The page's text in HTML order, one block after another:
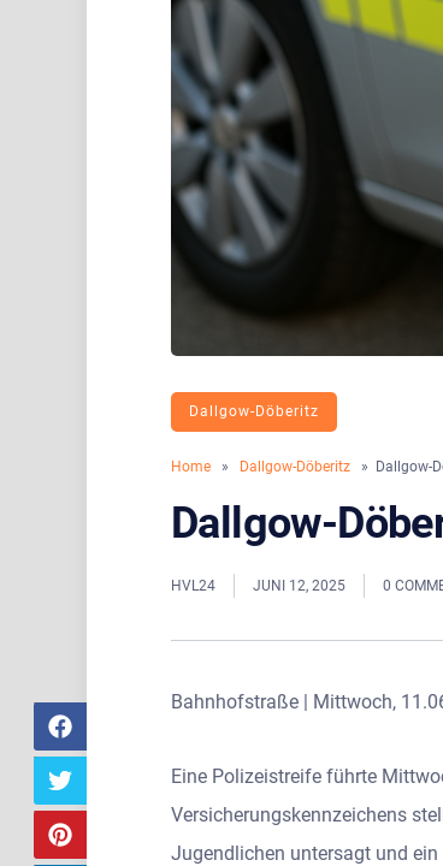
Dallgow-Döberitz
Home » Dallgow-Döberitz » Dallgow-
Dallgow-
HVL24 JUNI 12, 2025 0
Bahnhofstraße | Mittwoch,
Eine Polizeistreife führte
Versicherungskennzeichens
Jugendlichen untersagt und